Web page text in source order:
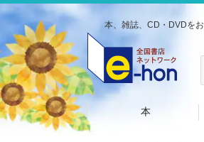
本、雑誌、CD・DVDを
本